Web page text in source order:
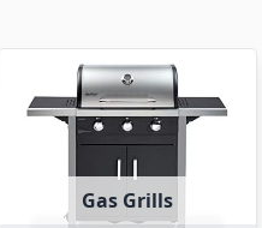
Gas Grills